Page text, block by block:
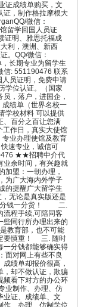
证成绩单购买，文
证，制作格拉摩根大
微信：
留学回国人员证
证明、雅思托福成
利，澳洲、新西
。QQ/微信：
长期专业为留学生
信: 551190476 联系
人员证明，免费申请
学位认证。（国家
，落户，进国企，
绩单（世界名校一
学校材料 可以提供
、百分之百让您满
工作日，真实大使馆
业办理使馆及教育
速专业，诚信可
★★招聘中介代
业余时间，有兴趣就
盟：一朝办理，
为广大海内外学子
的提醒广大留学生
无论是真实版还是
分钱一分货！ 二.
流程手续,可陪同客
些同行所办理出来的
教育部，也不可能
要慎重！ 三. 随时
一分钱都能够确实得
面对网上有些不良
绩单却报价很高，
，却不做认证，欺骗
频看下对方的办公环
业制作、办理、仿
业证、成绩单、文